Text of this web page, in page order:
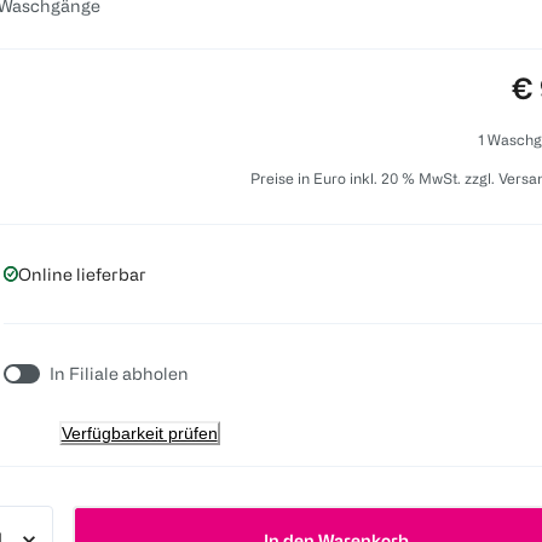
€
1
Preise in Euro inkl. 20 % MwSt. zzgl.
Online lieferbar
In Filiale abholen
Verfügbarkeit prüfen